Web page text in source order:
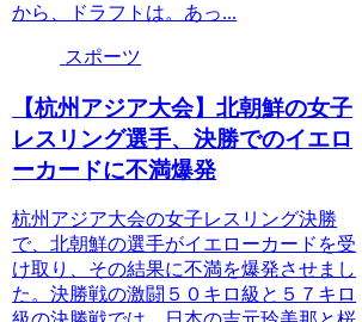
から、ドラフトは。あっ...
スポーツ
【杭州アジア大会】北朝鮮の女子
レスリング選手、決勝でのイエロ
ーカードに不満爆発
杭州アジア大会の女子レスリング決勝
で、北朝鮮の選手がイエローカードを受
け取り、その結果に不満を爆発させまし
た。決勝戦の激闘５０キロ級と５７キロ